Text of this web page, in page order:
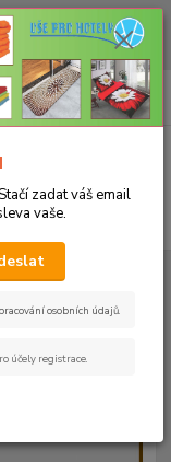
ZA LEPŠÍ
0ks
za0 Kč
úpravou
zadat váš email
vaše.
osobních údajů.
účely registrace.